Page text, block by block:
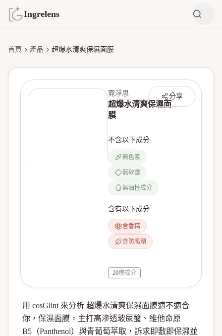
Ingrelens
首頁 產品 超爆水清爽保濕面膜
分享
霓淨思
超爆水清爽保濕面
膜
不含以下成分
無色素
無矽靈
無油性成分
含有以下成分
含香精
含防腐劑
20種成分
用 cosGlint 來分析 超爆水清爽保濕面膜適不適合
你，保濕面膜，主打高滲透玻尿酸、維他命原
B5（Panthenol）與青葡萄萃取，訴求即敷即保濕並